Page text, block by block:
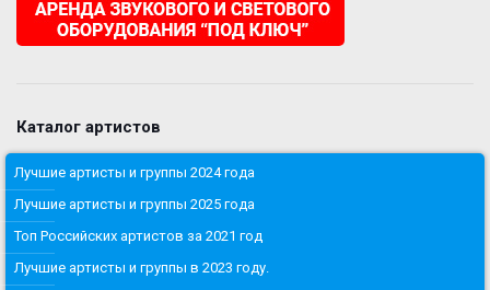
Каталог артистов
Лучшие артисты и группы 2024 года
Лучшие артисты и группы 2025 года
Топ Российских артистов за 2021 год
Лучшие артисты и группы в 2023 году.